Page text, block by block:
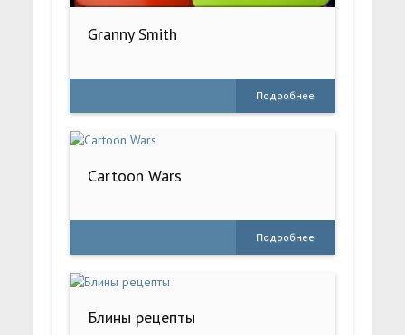
Granny Smith
Подробнее
Cartoon Wars
Подробнее
Блины рецепты